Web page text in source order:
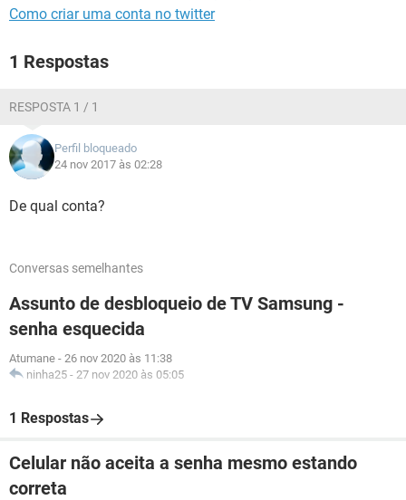
Como criar uma conta no twitter
1 Respostas
RESPOSTA 1 / 1
Perfil bloqueado
24 nov 2017 às 02:28
De qual conta?
Conversas semelhantes
Assunto de desbloqueio de TV Samsung -
senha esquecida
Atumane - 26 nov 2020 às 11:38
ninha25 - 27 nov 2020 às 05:05
1 Respostas
Celular não aceita a senha mesmo estando
correta